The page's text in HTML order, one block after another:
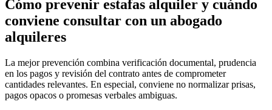
Cómo prevenir estafas alquiler y cuándo
conviene consultar con un abogado
alquileres
La mejor prevención combina verificación documental, prudencia
en los pagos y revisión del contrato antes de comprometer
cantidades relevantes. En especial, conviene no normalizar prisas,
pagos opacos o promesas verbales ambiguas.